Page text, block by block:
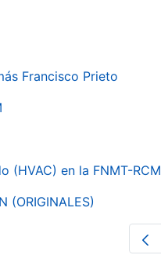
Francisco Prieto
(HVAC) en la FNMT-RCM